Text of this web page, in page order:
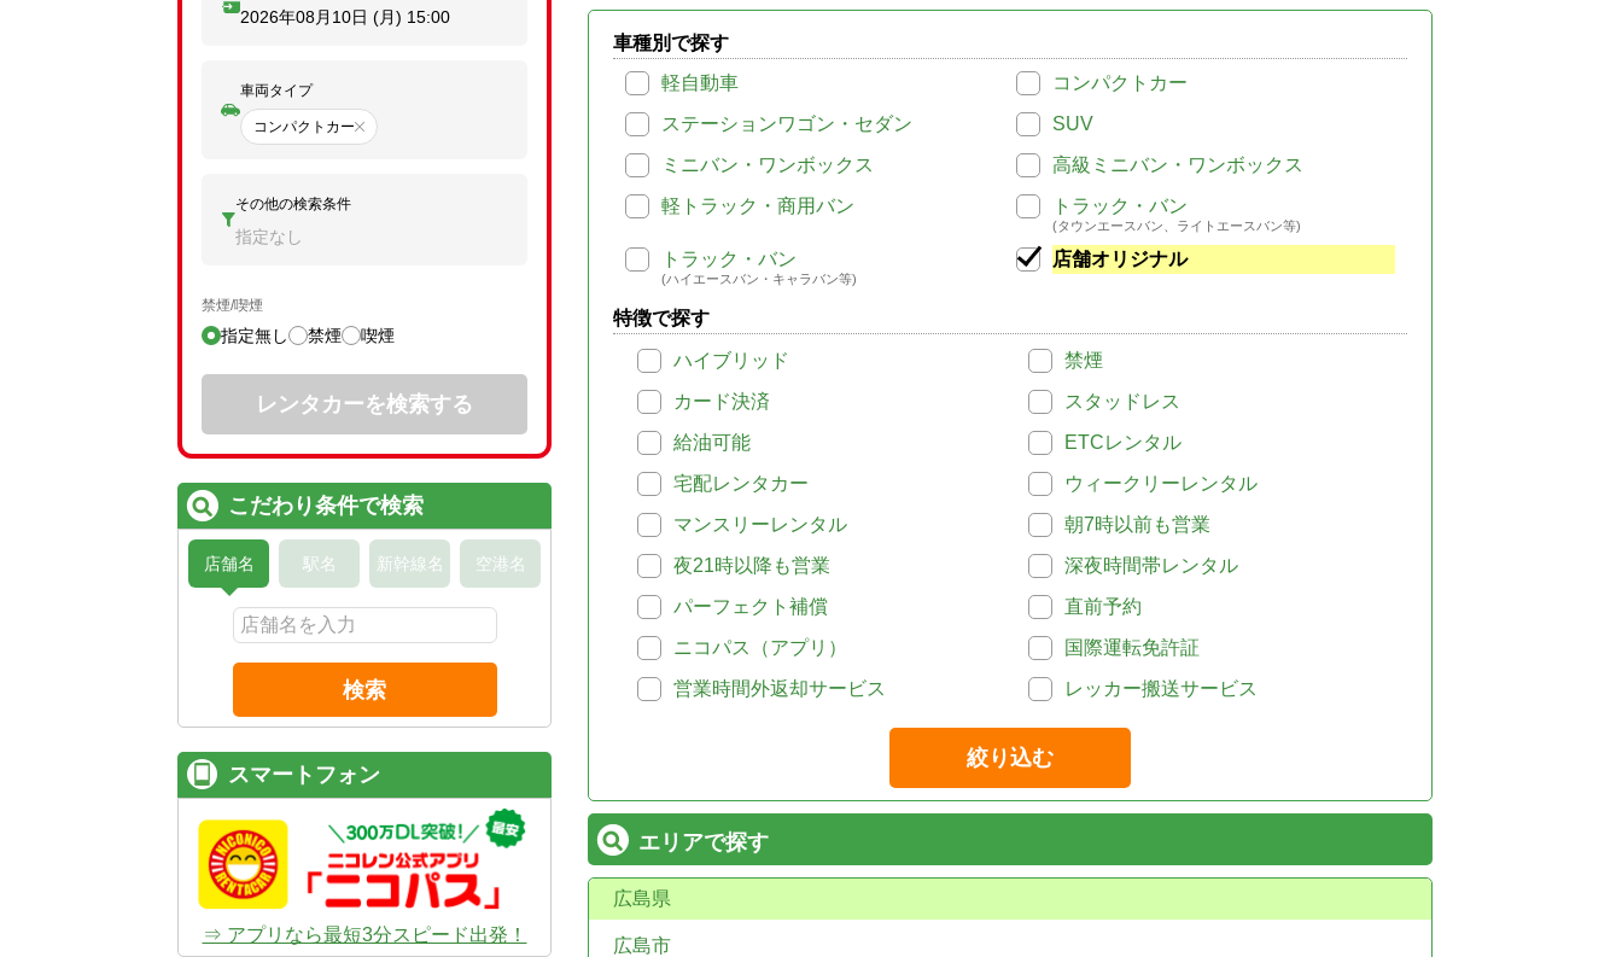
車種別で探す
軽自動車
コンパクトカー
ステーションワゴン・セダン
SUV
ミニバン・ワンボックス
高級ミニバン・ワンボックス
軽トラック・商用バン
トラック・バン
(タウンエースバン、ライトエースバン等)
トラック・バン
(ハイエースバン・キャラバン等)
店舗オリジナル
特徴で探す
ハイブリッド
禁煙
カード決済
スタッドレス
給油可能
ETCレンタル
宅配レンタカー
ウィークリーレンタル
マンスリーレンタル
朝7時以前も営業
夜21時以降も営業
深夜時間帯レンタル
パーフェクト補償
直前予約
ニコパス（アプリ）
国際運転免許証
営業時間外返却サービス
レッカー搬送サービス
絞り込む
エリアで探す
広島県
広島市
2026年08月10日 (月) 15:00
車両タイプ
コンパクトカー
その他の検索条件
指定なし
禁煙/喫煙
指定無し 禁煙 喫煙
レンタカーを検索する
こだわり条件で検索
店舗名 駅名 新幹線名 空港名
検索
スマートフォン
⇒ アプリなら最短3分スピード出発！